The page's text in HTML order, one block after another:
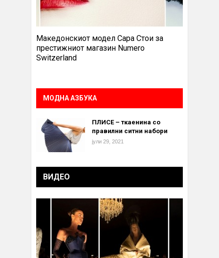
Македонскиот модел Сара Стои за
престижниот магазин Numero
Switzerland
МОДНА АЗБУКА
ПЛИСЕ – ткаенина со
правилни ситни набори
јули 29, 2021
ВИДЕО